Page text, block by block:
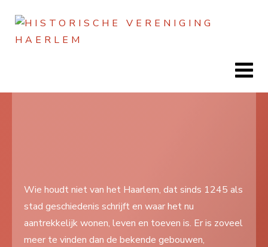
Lezen
Over ons
Wie houdt niet van het Haarlem, dat sinds 1245 als
stad geschiedenis schrijft en waar het nu
aantrekkelijk wonen, leven en toeven is. Er is zoveel
meer te vinden dan de bekende gebouwen,